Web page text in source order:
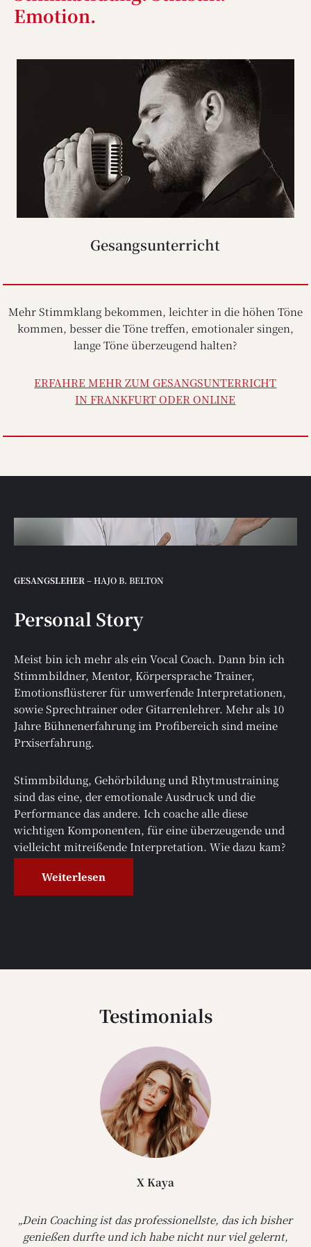
Emotion.
Gesangsunterricht
Mehr Stimmklang bekommen, leichter in die höhen Töne
kommen, besser die Töne treffen, emotionaler singen,
lange Töne überzeugend halten?
ERFAHRE MEHR ZUM GESANGSUNTERRICHT
IN FRANKFURT ODER ONLINE
GESANGSLEHER – HAJO B. BELTON
Personal Story
Meist bin ich mehr als ein Vocal Coach. Dann bin ich
Stimmbildner, Mentor, Körpersprache Trainer,
Emotionsflüsterer für umwerfende Interpretationen,
sowie Sprechtrainer oder Gitarrenlehrer. Mehr als 10
Jahre Bühnenerfahrung im Profibereich sind meine
Prxiserfahrung.
Stimmbildung, Gehörbildung und Rhytmustraining
sind das eine, der emotionale Ausdruck und die
Performance das andere. Ich coache alle diese
wichtigen Komponenten, für eine überzeugende und
vielleicht mitreißende Interpretation. Wie dazu kam?
Weiterlesen
Testimonials
X Kaya
„Dein Coaching ist das professionellste, das ich bisher
genießen durfte und ich habe nicht nur viel gelernt,